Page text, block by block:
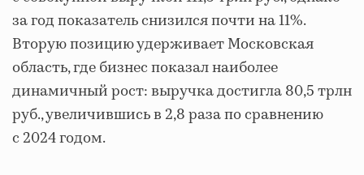
за год показатель снизился почти на 11%.
Вторую позицию удерживает Московская
область, где бизнес показал наиболее
динамичный рост: выручка достигла 80,5 трлн
руб., увеличившись в 2,8 раза по сравнению
с 2024 годом.